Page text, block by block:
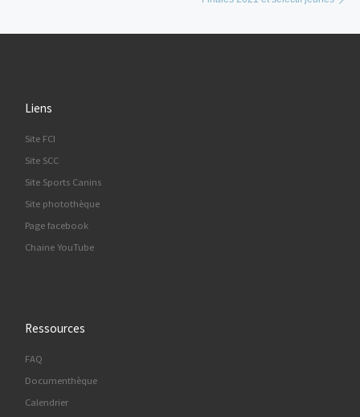
Liens
Site FCI
Site SCC
Site Sports Canins
Site photothèque
Page facebook
Chaine YouTube
Ressources
FAQ
Documenthèque
Calendrier